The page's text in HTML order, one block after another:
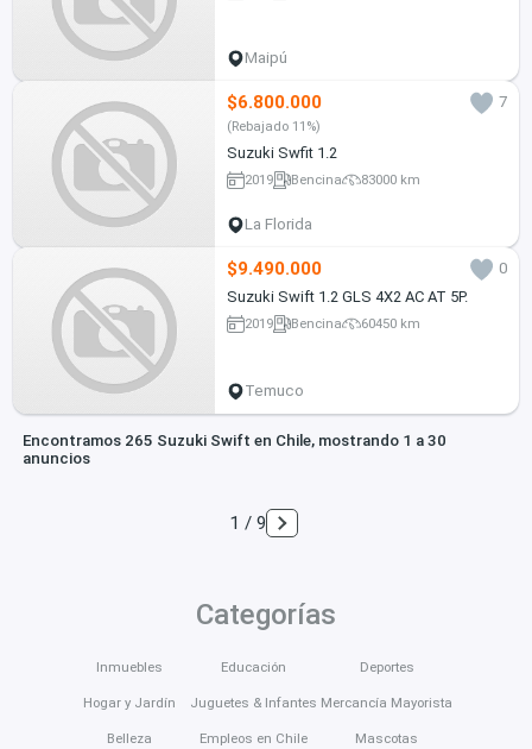
Maipú
$6.800.000 7
(Rebajado 11%)
Suzuki Swfit 1.2
2019 Bencina 83000 km
La Florida
$9.490.000
0
Suzuki Swift 1.2 GLS 4X2 AC AT 5P.
2019 Bencina 60450 km
Temuco
Encontramos 265 Suzuki Swift en Chile, mostrando 1 a 30
anuncios
1 / 9
Categorías
Inmuebles
Hogar y Jardín
Belleza
Educación
Juguetes & Infantes
Empleos en Chile
Deportes
Mercancía Mayorista
Mascotas